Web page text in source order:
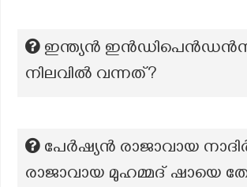
ഇന്ത്യൻ
നിലവിൽ വന്നത്?
പേർഷ്യൻ രാജാവായ
രാജാവായ മുഹമ്മദ് ഷായെ